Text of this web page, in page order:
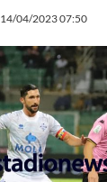
14/04/2023 07:50